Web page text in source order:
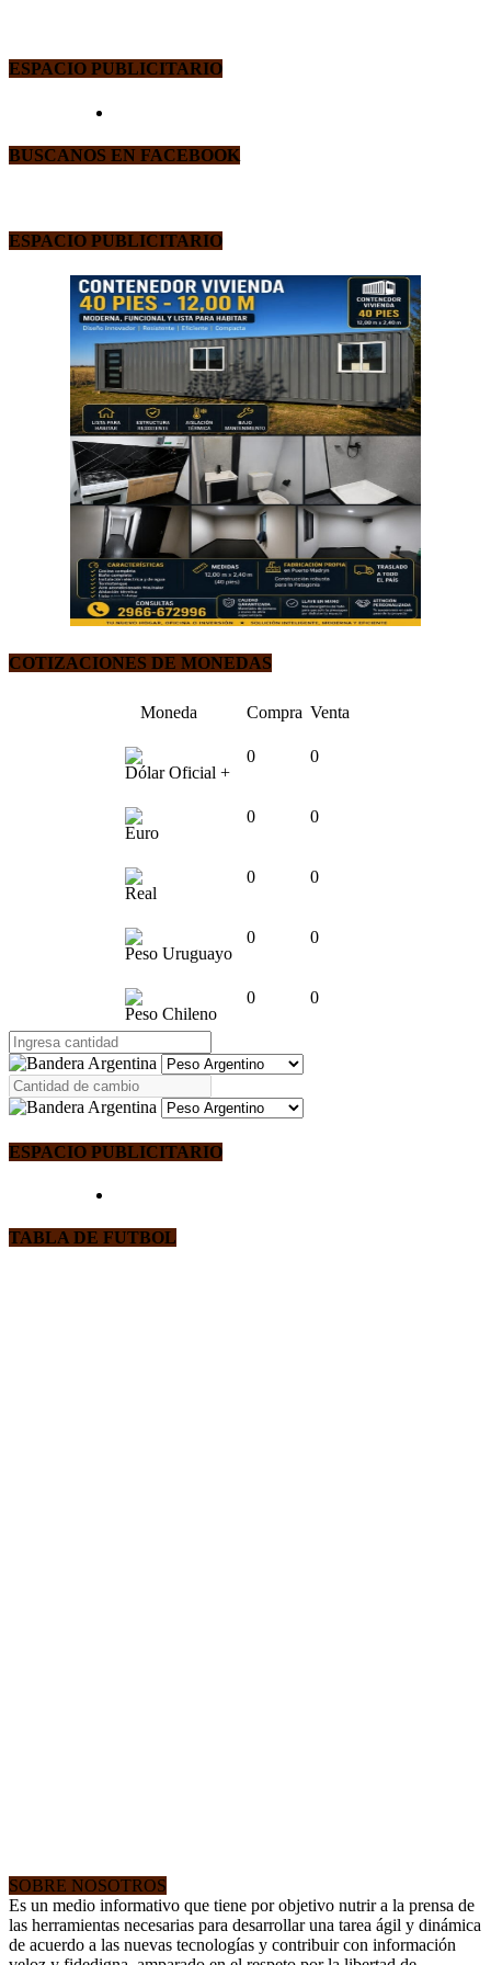
ESPACIO PUBLICITARIO
BUSCANOS EN FACEBOOK
ESPACIO PUBLICITARIO
COTIZACIONES DE MONEDAS
Moneda Compra Venta
Dólar Oficial +
0 0
Euro
0 0
Real
0 0
Peso Uruguayo
0 0
Peso Chileno
0 0
ESPACIO PUBLICITARIO
TABLA DE FUTBOL
SOBRE NOSOTROS
Es un medio informativo que tiene por objetivo nutrir a la prensa de
las herramientas necesarias para desarrollar una tarea ágil y dinámica
de acuerdo a las nuevas tecnologías y contribuir con información